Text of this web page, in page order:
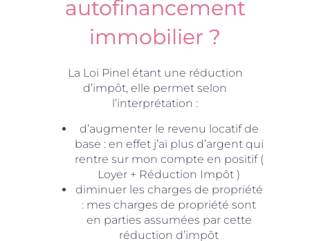
autofinancement
immobilier ?
La Loi Pinel étant une réduction
d’impôt, elle permet selon
l’interprétation :
d’augmenter le revenu locatif de
base : en effet j’ai plus d’argent qui
rentre sur mon compte en positif (
Loyer + Réduction Impôt )
diminuer les charges de propriété
: mes charges de propriété sont
en parties assumées par cette
réduction d’impôt